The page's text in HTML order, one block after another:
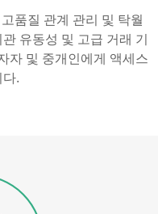
품질 관계 관리 및 탁월
유동성 및 고급 거래 기
자 및 중개인에게 액세스
다.